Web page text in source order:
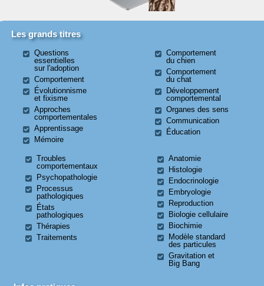
Les grands titres
Questions
essentielles
sur l'adoption
Comportement
Évolutionnisme
et fixisme
Approches
comportementales
Apprentissage
Mémoire
Comportement
du chien
Comportement
du chat
Développement
comportemental
Organes des sens
Communication
Éducation
Troubles
comportementaux
Psychopathologie
Processus
pathologiques
États
pathologiques
Thérapies
Traitements
Anatomie
Histologie
Endocrinologie
Embryologie
Reproduction
Biologie cellulaire
Biochimie
Modèle standard
des particules
Gravitation et
Big Bang